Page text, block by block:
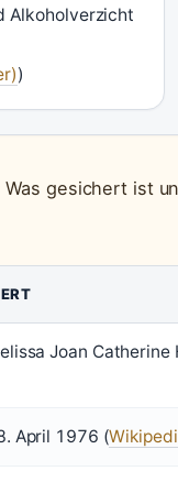
Alkoholverzicht
)
gesichert ist
Joan Catherine
April 1976 (